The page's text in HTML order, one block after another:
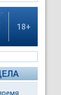
18+